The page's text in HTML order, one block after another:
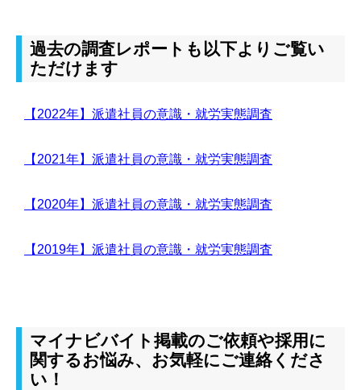
過去の調査レポートも以下よりご覧い
ただけます
【2022年】派遣社員の意識・就労実態調査
【2021年】派遣社員の意識・就労実態調査
【2020年】派遣社員の意識・就労実態調査
【2019年】派遣社員の意識・就労実態調査
マイナビバイト掲載のご依頼や採用に
関するお悩み、お気軽にご連絡くださ
い！